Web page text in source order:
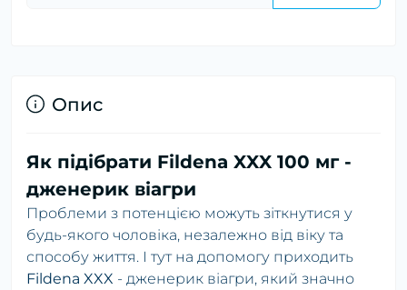
Опис
Як підібрати Fildena XXX 100 мг -
дженерик віагри
Проблеми з потенцією можуть зіткнутися у
будь-якого чоловіка, незалежно від віку та
способу життя. І тут на допомогу приходить
Fildena XXX - дженерик віагри, який значно